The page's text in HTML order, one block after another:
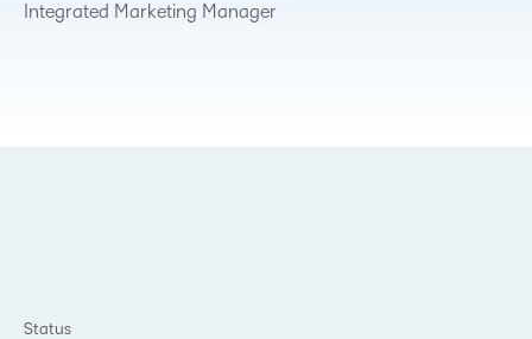
Integrated Marketing Manager
Status